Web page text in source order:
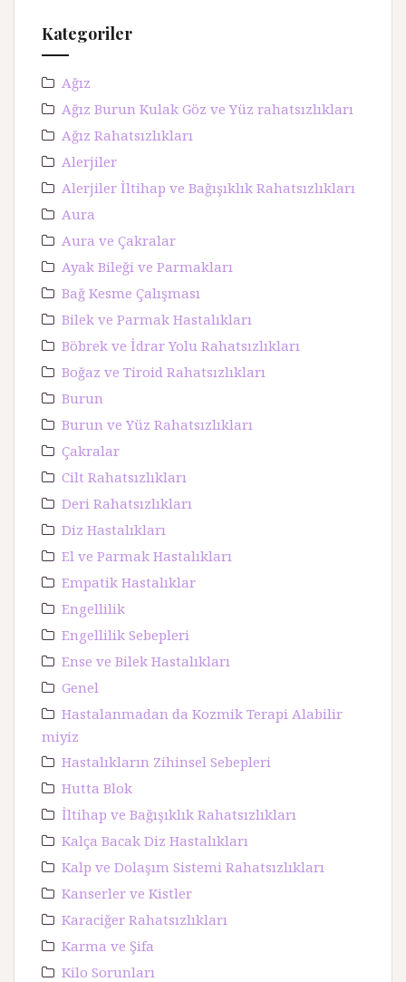
Kategoriler
Ağız
Ağız Burun Kulak Göz ve Yüz rahatsızlıkları
Ağız Rahatsızlıkları
Alerjiler
Alerjiler İltihap ve Bağışıklık Rahatsızlıkları
Aura
Aura ve Çakralar
Ayak Bileği ve Parmakları
Bağ Kesme Çalışması
Bilek ve Parmak Hastalıkları
Böbrek ve İdrar Yolu Rahatsızlıkları
Boğaz ve Tiroid Rahatsızlıkları
Burun
Burun ve Yüz Rahatsızlıkları
Çakralar
Cilt Rahatsızlıkları
Deri Rahatsızlıkları
Diz Hastalıkları
El ve Parmak Hastalıkları
Empatik Hastalıklar
Engellilik
Engellilik Sebepleri
Ense ve Bilek Hastalıkları
Genel
Hastalanmadan da Kozmik Terapi Alabilir
miyiz
Hastalıkların Zihinsel Sebepleri
Hutta Blok
İltihap ve Bağışıklık Rahatsızlıkları
Kalça Bacak Diz Hastalıkları
Kalp ve Dolaşım Sistemi Rahatsızlıkları
Kanserler ve Kistler
Karaciğer Rahatsızlıkları
Karma ve Şifa
Kilo Sorunları